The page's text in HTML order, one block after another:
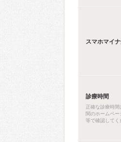
スマホマイ
診療時間
正確な診療時間
関のホームペー
等で確認してく